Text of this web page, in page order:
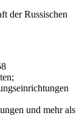
der Russischen
und mehr als